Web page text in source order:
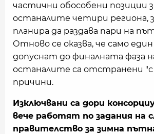
частични обособени позиции
останалите четири региона,
планира да раздава пари на
Отново се оказва, че само
допуснат до финалната фаза
останалите са отстранени "с
причини.
Изключвани са дори
вече работят по задания на
правителство за зимна